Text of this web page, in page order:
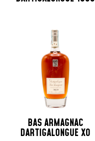
BAS ARMAGNAC
DARTIGALONGUE XO